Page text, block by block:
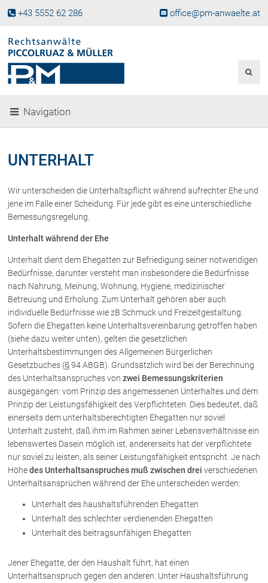
+43 5552 62 286 office@pm-anwaelte.at
Fachgebiete
Gesellschaftsgründung &
Beteiligungen
Immobilienrecht, Bauträgerrecht
Erbrecht
Familienrecht und Scheidungen
Schiedsgerichtsbarkeit
Skiunfälle in Österreich
Über uns
Kanzleiteam
Netzwerk
Download
Die Österreichischen Rechtsanwälte
Anwälte
Dr. Stefan Müller
Mag. Patrick Piccolruaz
Dr. Roland Piccolruaz †
Mag. Raphaela Klotz
Navigation
UNTERHALT
Wir unterscheiden die Unterhaltspflicht während aufrechter Ehe und
jene im Falle einer Scheidung. Für jede gibt es eine unterschiedliche
Bemessungsregelung.
Unterhalt während der Ehe
Unterhalt dient dem Ehegatten zur Befriedigung seiner notwendigen
Bedürfnisse, darunter versteht man insbesondere die Bedürfnisse
nach Nahrung, Meinung, Wohnung, Hygiene, medizinischer
Betreuung und Erholung. Zum Unterhalt gehören aber auch
individuelle Bedürfnisse wie zB Schmuck und Freizeitgestaltung.
Sofern die Ehegatten keine Unterhaltsvereinbarung getroffen haben
(siehe dazu weiter unten), gelten die gesetzlichen
Unterhaltsbestimmungen des Allgemeinen Bürgerlichen
Gesetzbuches (§ 94 ABGB). Grundsätzlich wird bei der Berechnung
des Unterhaltsanspruches von zwei Bemessungskriterien
ausgegangen: vom Prinzip des angemessenen Unterhaltes und dem
Prinzip der Leistungsfähigkeit des Verpflichteten. Dies bedeutet, daß
einerseits dem unterhaltsberechtigten Ehegatten nur soviel
Unterhalt zusteht, daß ihm im Rahmen seiner Lebensverhältnisse ein
lebenswertes Dasein möglich ist, andererseits hat der verpflichtete
nur soviel zu leisten, als seiner Leistungsfähigkeit entspricht. Je nach
Höhedes Unterhaltsanspruches muß zwischen drei verschiedenen
Unterhaltsansprüchen während der Ehe unterscheiden werden:
Unterhalt des haushaltsführenden Ehegatten
Unterhalt des schlechter verdienenden Ehegatten
Unterhalt des beitragsunfähigen Ehegatten
Jener Ehegatte, der den Haushalt führt, hat einen
Unterhaltsanspruch gegen den anderen. Unter Haushaltsführung